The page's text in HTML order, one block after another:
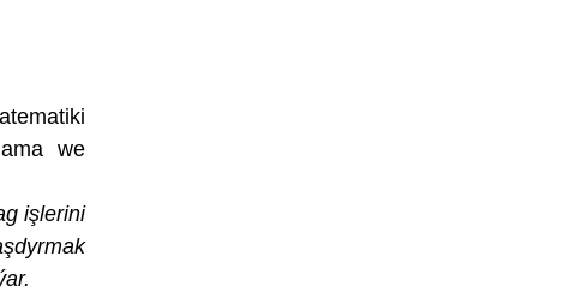
we
işlerini